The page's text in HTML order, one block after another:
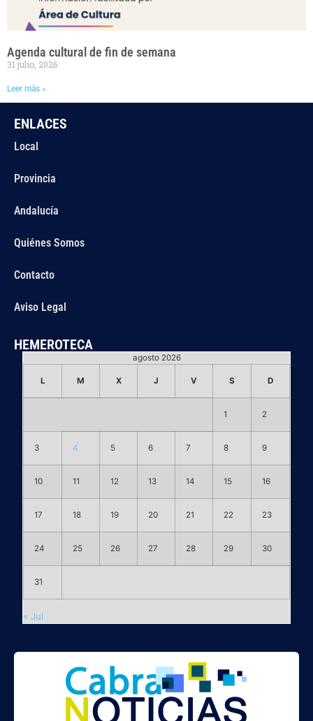
Agenda cultural de fin de semana
31 julio, 2026
Leer más »
ENLACES
Local
Provincia
Andalucía
Quiénes Somos
Contacto
Aviso Legal
HEMEROTECA
agosto 2026
L M X J V S D
1 2
3 4 5 6 7 8 9
10 11 12 13 14 15 16
17 18 19 20 21 22 23
24 25 26 27 28 29 30
31
« Jul